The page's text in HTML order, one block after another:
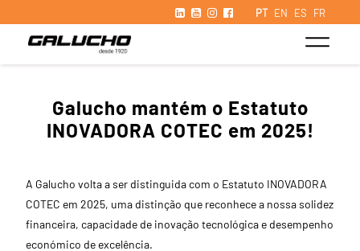
PT EN ES FR
Galucho mantém o Estatuto
INOVADORA COTEC em 2025!
A Galucho volta a ser distinguida com o Estatuto INOVADORA
COTEC em 2025, uma distinção que reconhece a nossa solidez
financeira, capacidade de inovação tecnológica e desempenho
económico de excelência.